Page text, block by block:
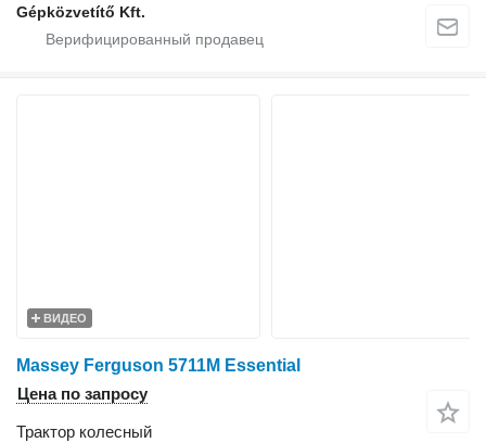
Gépközvetítő Kft.
ВИДЕО
Massey Ferguson 5711M Essential
Цена по запросу
Трактор колесный